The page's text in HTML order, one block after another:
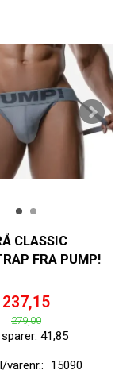
CLASSIC
FRA PUMP!
237,15
279,00
41,85
varenr.:
15090